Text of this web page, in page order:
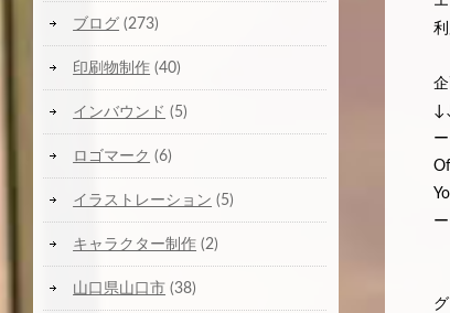
ブログ (273)
印刷物制作 (40)
インバウンド (5)
ロゴマーク (6)
イラストレーション (5)
キャラクター制作 (2)
山口県山口市 (38)